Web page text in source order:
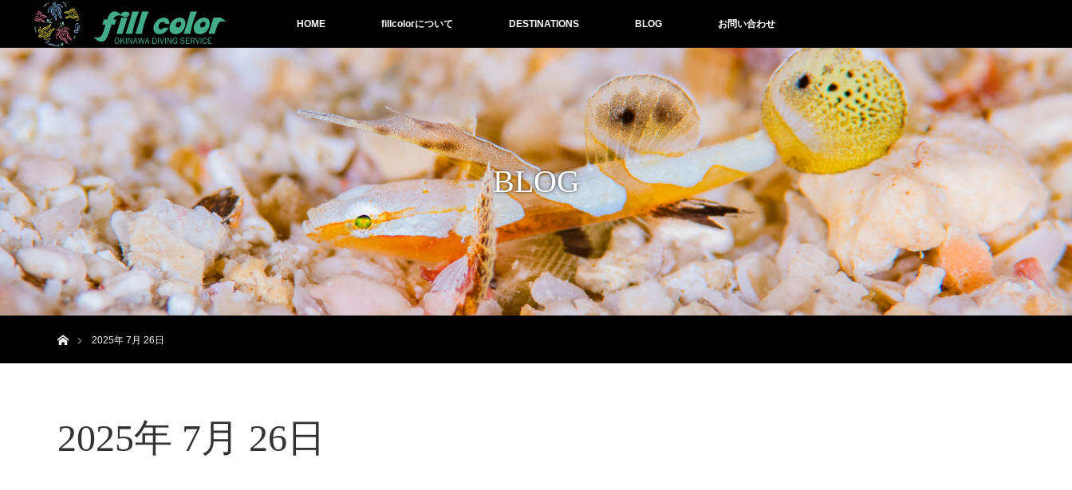
HOME fillcolorについて DESTINATIONS BLOG お問い合わせ
BLOG
2025年 7月 26日
2025年 7月 26日